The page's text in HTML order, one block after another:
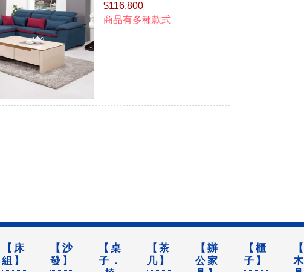
$116,800
商品有多種款式
【床
組】
【沙
發】
【桌
子．
【茶
几】
【辦
公家
【櫃
子】